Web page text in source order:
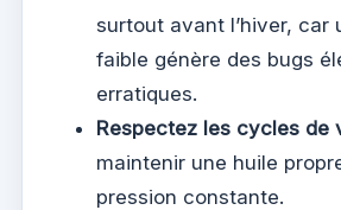
surtout avant l’hiver, car
faible génère des bugs
erratiques.
Respectez les cycles de
maintenir une huile
pression constante.